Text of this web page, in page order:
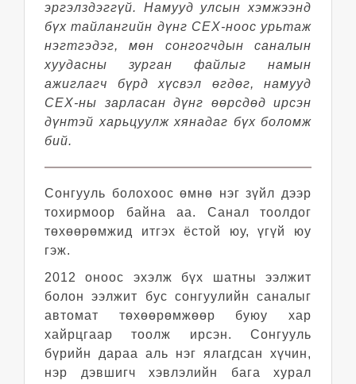
эргэлздэггүй. Намууд улсын хэмжээнд
бүх тайлангийн дүнг СЕХ-ноос урьтаж
нэгтгэдэг, мөн сонгогчдын саналын
хуудасны зурган файлыг намын
ажиглагч бүрд хүсвэл өгдөг, намууд
СЕХ-ны зарласан дүнг өөрсдөд ирсэн
дүнтэй харьцуулж хянадаг бүх боломж
бий.
Сонгууль болохоос өмнө нэг зүйл дээр
тохирмоор байна аа. Санал тоолдог
төхөөрөмжид итгэх ёстой юу, үгүй юу
гэж.
2012 оноос эхэлж бүх шатны ээлжит
болон ээлжит бус сонгуулийн саналыг
автомат төхөөрөмжөөр буюу хар
хайрцгаар тоолж ирсэн. Сонгууль
бүрийн дараа аль нэг ялагдсан хүчин,
нэр дэвшигч хэвлэлийн бага хурал